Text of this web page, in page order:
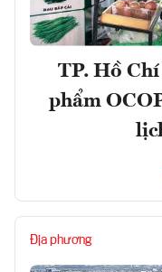
TP. Hồ
phẩm
Địa phương